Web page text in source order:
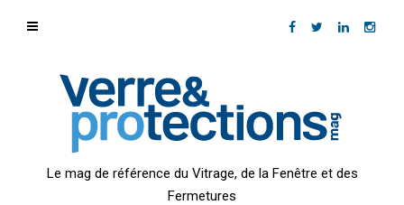
Le mag de référence du Vitrage, de la Fenêtre et des
Fermetures